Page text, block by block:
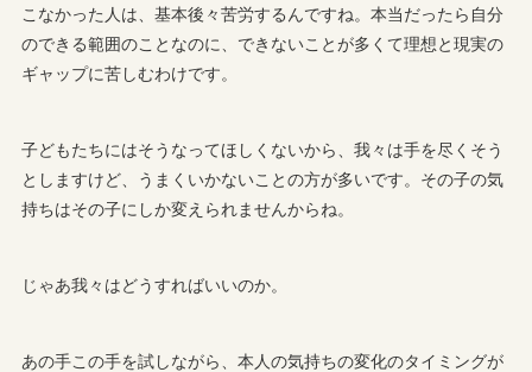
こなかった人は、基本後々苦労するんですね。本当だったら自分
のできる範囲のことなのに、できないことが多くて理想と現実の
ギャップに苦しむわけです。
子どもたちにはそうなってほしくないから、我々は手を尽くそう
としますけど、うまくいかないことの方が多いです。その子の気
持ちはその子にしか変えられませんからね。
じゃあ我々はどうすればいいのか。
あの手この手を試しながら、本人の気持ちの変化のタイミングが